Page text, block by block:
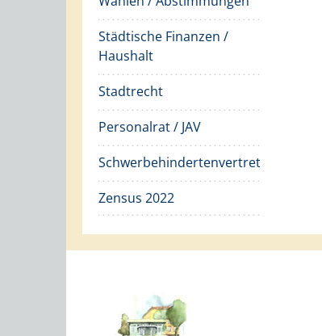
Städtische Finanzen /
Haushalt
Stadtrecht
Personalrat / JAV
Schwerbehindertenvertretung
Zensus 2022